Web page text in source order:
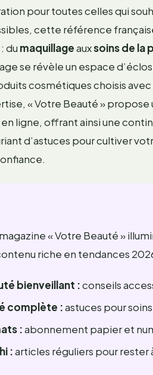
pour toutes celles qui
cette référence
du maquillageauxsoins de la
se révèle un espace
cosmétiques choisis avec
« Votre Beauté »
ligne, offrant ainsi une
d’astuces pour cultiver
« Votre Beauté »
riche en tendances
bienveillant :conseils
complète :astuces pour
:abonnement papier et
:articles réguliers pour rester